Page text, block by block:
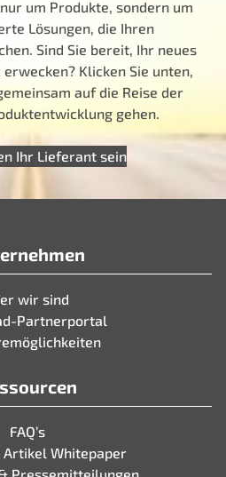
um Produkte, sondern um
Lösungen, die Ihren
Sind Sie bereit, Ihr neues
Klicken Sie unten,
auf die Reise der
gehen.
Ihr Lieferant sein
wir sind
Partnerportal
FAQ’s
Artikel Whitepaper